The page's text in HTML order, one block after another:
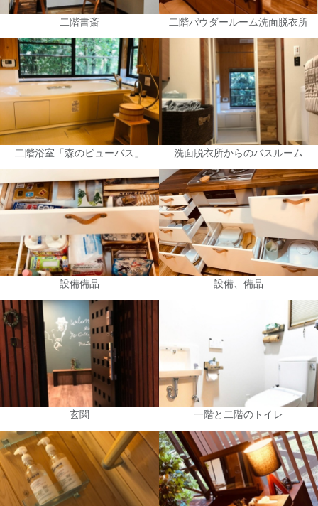
二階書斎 二階パウダールーム洗面脱衣所
二階浴室「森のビューバス」 洗面脱衣所からのバスルーム
設備備品 設備、備品
玄関 一階と二階のトイレ